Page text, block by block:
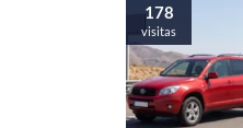
178
visitas